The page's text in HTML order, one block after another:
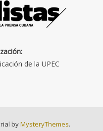
de la UPEC
byMysteryThemes.